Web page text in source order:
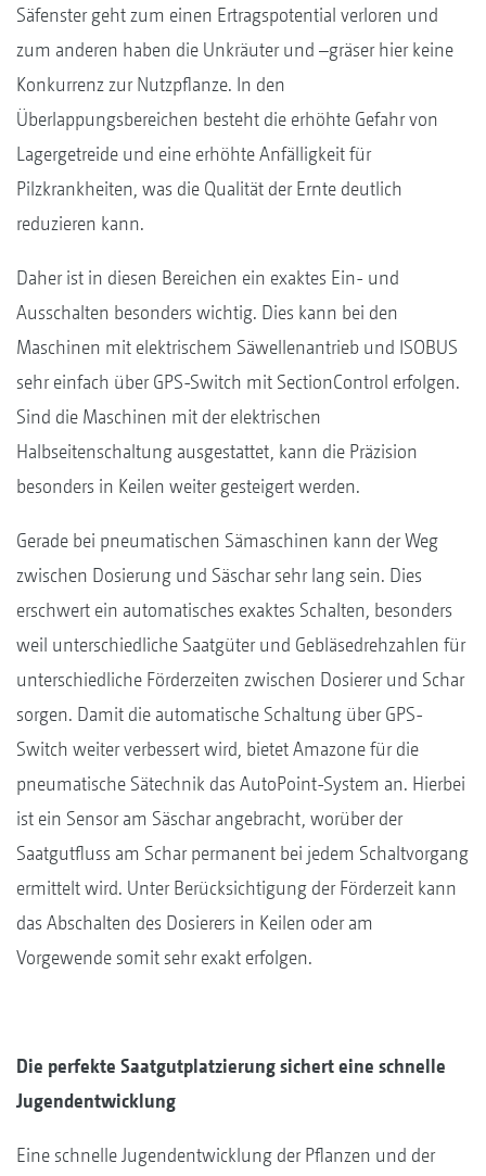
Säfenster geht zum einen Ertragspotential verloren und
zum anderen haben die Unkräuter und –gräser hier keine
Konkurrenz zur Nutzpflanze. In den
Überlappungsbereichen besteht die erhöhte Gefahr von
Lagergetreide und eine erhöhte Anfälligkeit für
Pilzkrankheiten, was die Qualität der Ernte deutlich
reduzieren kann.
Daher ist in diesen Bereichen ein exaktes Ein- und
Ausschalten besonders wichtig. Dies kann bei den
Maschinen mit elektrischem Säwellenantrieb und ISOBUS
sehr einfach über GPS-Switch mit SectionControl erfolgen.
Sind die Maschinen mit der elektrischen
Halbseitenschaltung ausgestattet, kann die Präzision
besonders in Keilen weiter gesteigert werden.
Gerade bei pneumatischen Sämaschinen kann der Weg
zwischen Dosierung und Säschar sehr lang sein. Dies
erschwert ein automatisches exaktes Schalten, besonders
weil unterschiedliche Saatgüter und Gebläsedrehzahlen für
unterschiedliche Förderzeiten zwischen Dosierer und Schar
sorgen. Damit die automatische Schaltung über GPS-
Switch weiter verbessert wird, bietet Amazone für die
pneumatische Sätechnik das AutoPoint-System an. Hierbei
ist ein Sensor am Säschar angebracht, worüber der
Saatgutfluss am Schar permanent bei jedem Schaltvorgang
ermittelt wird. Unter Berücksichtigung der Förderzeit kann
das Abschalten des Dosierers in Keilen oder am
Vorgewende somit sehr exakt erfolgen.
Die perfekte Saatgutplatzierung sichert eine schnelle
Jugendentwicklung
Eine schnelle Jugendentwicklung der Pflanzen und der